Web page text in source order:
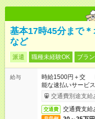
基本17時45分まで
など
派遣 職種未経験OK ブラ
給与
時給1500円＋交
能な速払いサービ
交通費別途支給
交通費 交通費支給